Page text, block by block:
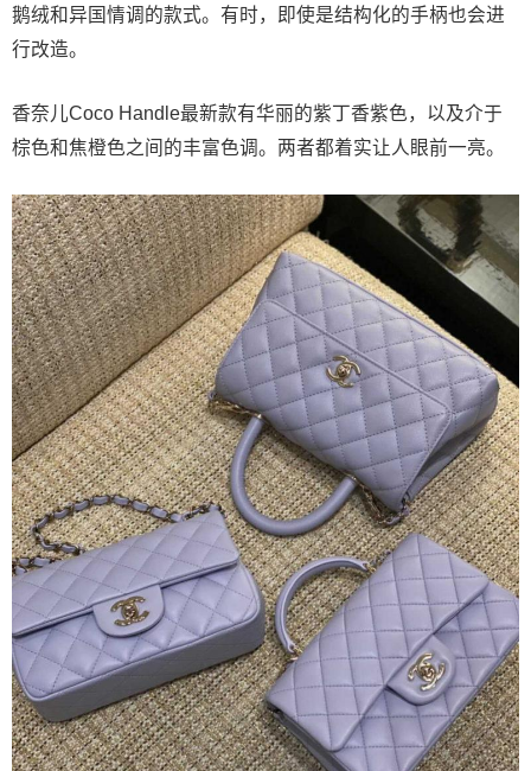
鹅绒和异国情调的款式。有时，即使是结构化的手柄也会进
行改造。
香奈儿Coco Handle最新款有华丽的紫丁香紫色，以及介于
棕色和焦橙色之间的丰富色调。两者都着实让人眼前一亮。